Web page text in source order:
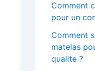
Comment
pour un
Comment
matelas
qualite ?